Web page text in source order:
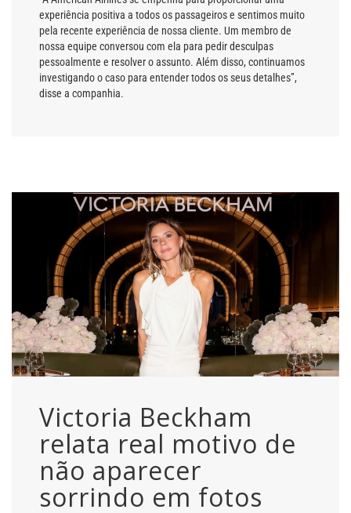
experiência positiva a todos os passageiros e sentimos muito
pela recente experiência de nossa cliente. Um membro de
nossa equipe conversou com ela para pedir desculpas
pessoalmente e resolver o assunto. Além disso, continuamos
investigando o caso para entender todos os seus detalhes”,
disse a companhia.
Victoria Beckham
relata real motivo de
não aparecer
sorrindo em fotos